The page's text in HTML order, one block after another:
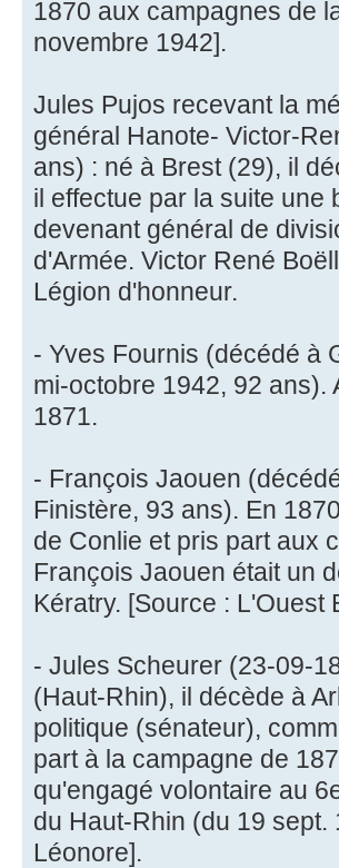
1870 aux campagnes de
novembre 1942].
Jules Pujos recevant la
général Hanote- Victor-
ans) : né à Brest (29), il
il effectue par la suite une
devenant général de
d'Armée. Victor René
Légion d'honneur.
- Yves Fournis (décédé à
mi-octobre 1942, 92 ans).
1871.
- François Jaouen
Finistère, 93 ans). En
de Conlie et pris part aux
François Jaouen était un
Kératry. [Source : L'Ouest
- Jules Scheurer (23-09-
(Haut-Rhin), il décède à
politique (sénateur),
part à la campagne de
qu'engagé volontaire au
du Haut-Rhin (du 19
Léonore].